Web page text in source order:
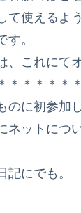
使えるよ
。
これにてオ
＊＊＊＊＊
のに初参加
ネットにつ
記にでも。